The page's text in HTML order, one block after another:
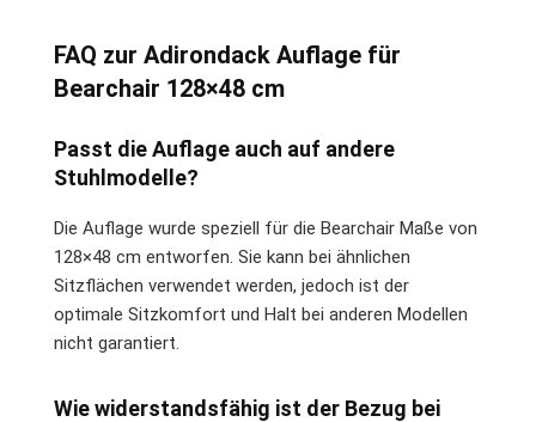
FAQ zur Adirondack Auflage für
Bearchair 128×48 cm
Passt die Auflage auch auf andere
Stuhlmodelle?
Die Auflage wurde speziell für die Bearchair Maße von
128×48 cm entworfen. Sie kann bei ähnlichen
Sitzflächen verwendet werden, jedoch ist der
optimale Sitzkomfort und Halt bei anderen Modellen
nicht garantiert.
Wie widerstandsfähig ist der Bezug bei